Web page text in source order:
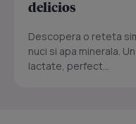
delicios
Descopera o reteta
nuci si apa minerala.
lactate, perfect...